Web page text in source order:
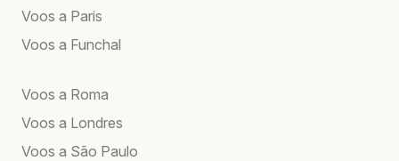
Voos a Paris
Voos a Funchal
Voos a Roma
Voos a Londres
Voos a São Paulo